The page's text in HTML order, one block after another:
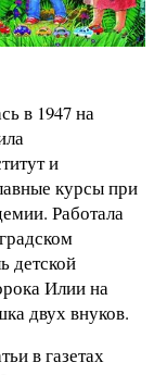
в 1947 на
и
курсы при
Работала
детской
Илии на
двух внуков.
в газетах